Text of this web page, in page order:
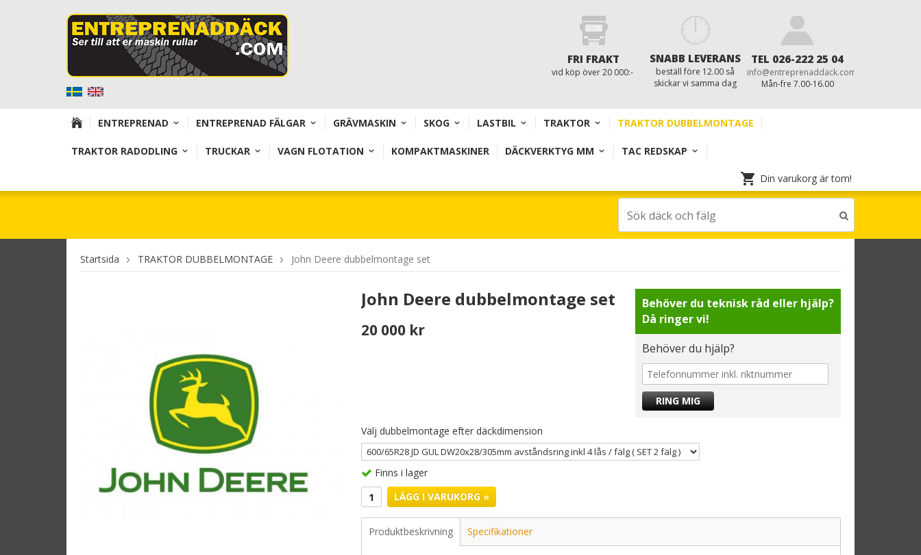
FRI FRAKT
vid köp över 20 000:-
SNABB LEVERANS
beställ före 12.00 så
skickar vi samma dag
TEL 026-222 25 04
info@entreprenaddack.com
Mån-fre 7.00-16.00
ENTREPRENAD ENTREPRENAD FÄLGAR GRÄVMASKIN SKOG LASTBIL TRAKTOR TRAKTOR DUBBELMONTAGE
TRAKTOR RADODLING TRUCKAR VAGN FLOTATION KOMPAKTMASKINER DÄCKVERKTYG MM TAC REDSKAP
Din varukorg är tom!
Startsida TRAKTOR DUBBELMONTAGE John Deere dubbelmontage set
Behöver du teknisk råd eller hjälp?
Då ringer vi!
Behöver du hjälp?
John Deere dubbelmontage set
20 000 kr
Välj dubbelmontage efter däckdimension
Finns i lager
LÄGG I VARUKORG »
Produktbeskrivning Specifikationer